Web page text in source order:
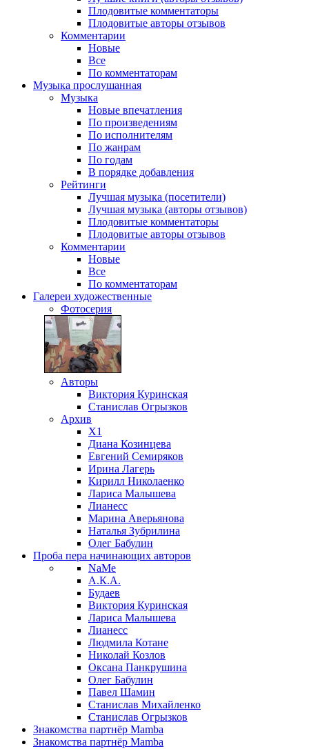
Плодовитые комментаторы
Плодовитые авторы отзывов
Комментарии
Новые
Все
По комментаторам
Музыка прослушанная
Музыка
Новые впечатления
По произведениям
По исполнителям
По жанрам
По годам
В порядке добавления
Рейтинги
Лучшая музыка (посетители)
Лучшая музыка (авторы отзывов)
Плодовитые комментаторы
Плодовитые авторы отзывов
Комментарии
Новые
Все
По комментаторам
Галереи художественные
Фотосерия
Авторы
Виктория Куринская
Станислав Огрызков
Архив
X1
Диана Козинцева
Евгений Семиряков
Ирина Лагерь
Кирилл Николаенко
Лариса Малышева
Лианесс
Марина Аверьянова
Наталья Зубрилина
Олег Бабулин
Проба пера начинающих авторов
NaMe
А.К.А.
Будаев
Виктория Куринская
Лариса Малышева
Лианесс
Людмила Котане
Николай Козлов
Оксана Панкрушина
Олег Бабулин
Павел Шамин
Станислав Михайленко
Станислав Огрызков
Знакомства партнёр Mamba
Знакомства партнёр Mamba